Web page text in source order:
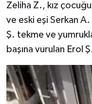
Zeliha Z., kız
ve eski eşi Serkan A.
Ş. tekme ve
başına vurulan Erol